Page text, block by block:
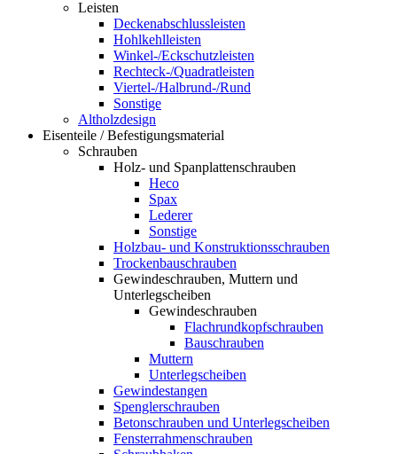
Leisten
Deckenabschlussleisten
Hohlkehlleisten
Winkel-/Eckschutzleisten
Rechteck-/Quadratleisten
Viertel-/Halbrund-/Rund
Sonstige
Altholzdesign
Eisenteile / Befestigungsmaterial
Schrauben
Holz- und Spanplattenschrauben
Heco
Spax
Lederer
Sonstige
Holzbau- und Konstruktionsschrauben
Trockenbauschrauben
Gewindeschrauben, Muttern und
Unterlegscheiben
Gewindeschrauben
Flachrundkopfschrauben
Bauschrauben
Muttern
Unterlegscheiben
Gewindestangen
Spenglerschrauben
Betonschrauben und Unterlegscheiben
Fensterrahmenschrauben